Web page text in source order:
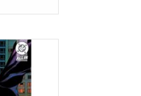
Batman
Asrar